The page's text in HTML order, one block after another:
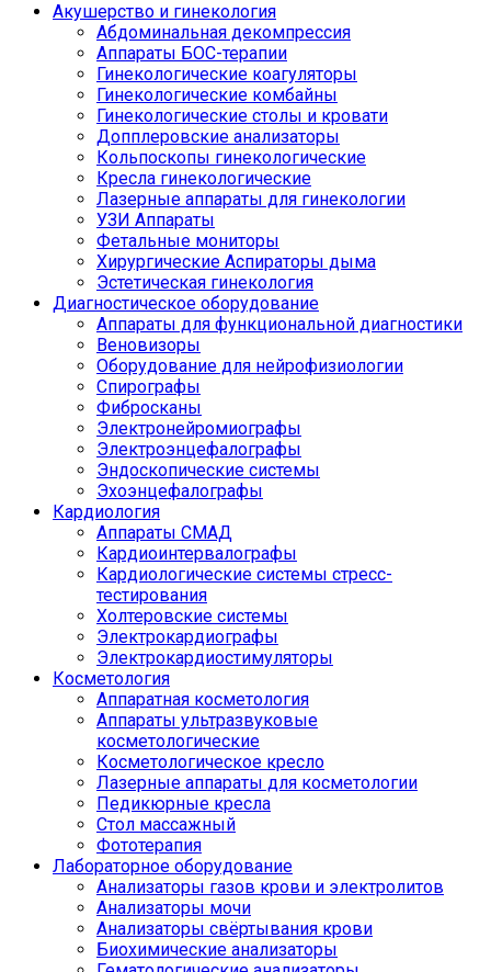
Акушерство и гинекология
Абдоминальная декомпрессия
Аппараты БОС-терапии
Гинекологические коагуляторы
Гинекологические комбайны
Гинекологические столы и кровати
Допплеровские анализаторы
Кольпоскопы гинекологические
Кресла гинекологические
Лазерные аппараты для гинекологии
УЗИ Аппараты
Фетальные мониторы
Хирургические Аспираторы дыма
Эстетическая гинекология
Диагностическое оборудование
Аппараты для функциональной диагностики
Веновизоры
Оборудование для нейрофизиологии
Спирографы
Фибросканы
Электронейромиографы
Электроэнцефалографы
Эндоскопические системы
Эхоэнцефалографы
Кардиология
Аппараты СМАД
Кардиоинтервалографы
Кардиологические системы стресс-
тестирования
Холтеровские системы
Электрокардиографы
Электрокардиостимуляторы
Косметология
Аппаратная косметология
Аппараты ультразвуковые
косметологические
Косметологическое кресло
Лазерные аппараты для косметологии
Педикюрные кресла
Стол массажный
Фототерапия
Лабораторное оборудование
Анализаторы газов крови и электролитов
Анализаторы мочи
Анализаторы свёртывания крови
Биохимические анализаторы